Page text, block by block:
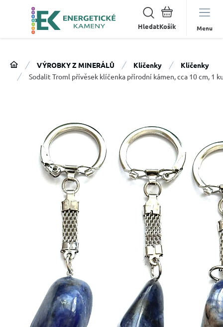
Hledat Menu
VÝROBKY Z MINERÁLŮ Klíčenky
Klíčenky
Sodalit Troml přívěsek klíčenka přírodní kámen, cca 10 cm, 1